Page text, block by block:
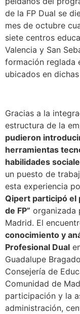
de la FP Dual se
mes de octubre
siete centros
Valencia y San
formación reglada
ubicados en
Gracias a la
estructura de la
pudieron
herramientas
habilidades
un puesto de
esta experiencia
Qipert participó el
de FP” organizada
Madrid. El
conocimiento y
Profesional Dual
Guadalupe
Consejería de
Comunidad de
participación y la
administración,